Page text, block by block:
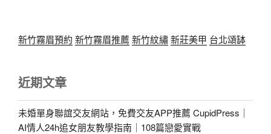
新竹霧眉預約 新竹霧眉推薦 新竹紋繡新莊美甲 台北頌缽
近期文章
未婚單身聯誼交友網站，免費交友APP推薦 CupidPress｜
AI情人24h追女朋友教學指南｜108篇戀愛實戰